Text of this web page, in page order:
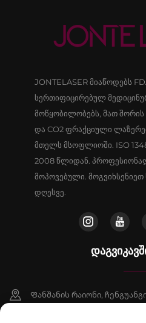
JONTELASER მიაწოდებს
სერთიფიცირებულ
მოწყობილობებს, მათ შორის
და CO2 ფრაქციული
მთელს მსოფლიოში. ISO
2008 წლიდან.
მოპოვებული. მოგვიხსენიეთ
დღესვე.
Ფანშანის რაიონი,